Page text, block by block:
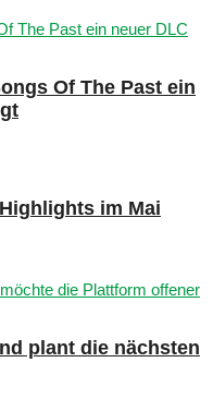
Of The Past ein
im Mai
plant die nächsten